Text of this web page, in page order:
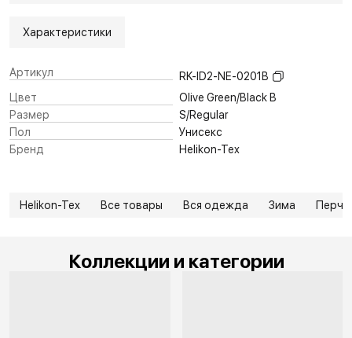
Характеристики
Артикул
RK-ID2-NE-0201B
Цвет
Olive Green/Black B
Размер
S/Regular
Пол
Унисекс
Бренд
Helikon-Tex
Helikon-Tex Все товары Вся одежда Зима
Коллекции и категории